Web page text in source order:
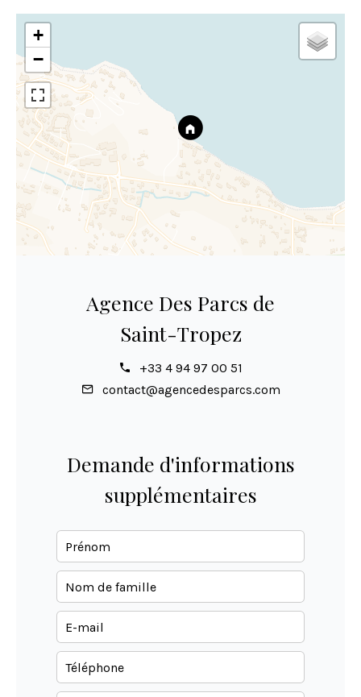
+
−
Agence Des Parcs de
Saint-Tropez
+33 4 94 97 00 51
contact@agencedesparcs.com
Demande d'informations
supplémentaires